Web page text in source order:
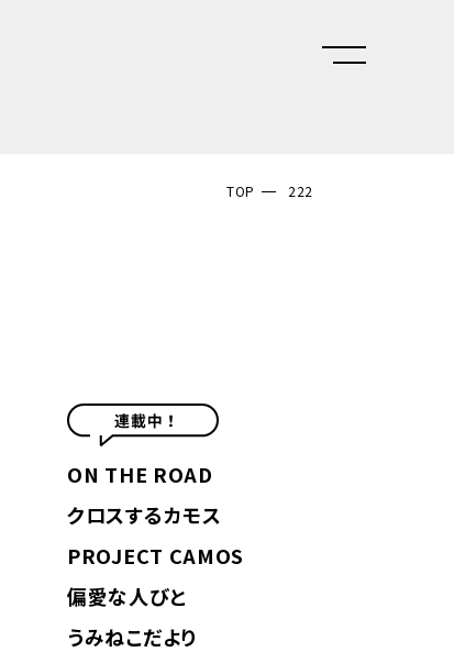
TOP 222
ON THE ROAD
クロスするカモス
PROJECT CAMOS
偏愛な人びと
うみねこだより